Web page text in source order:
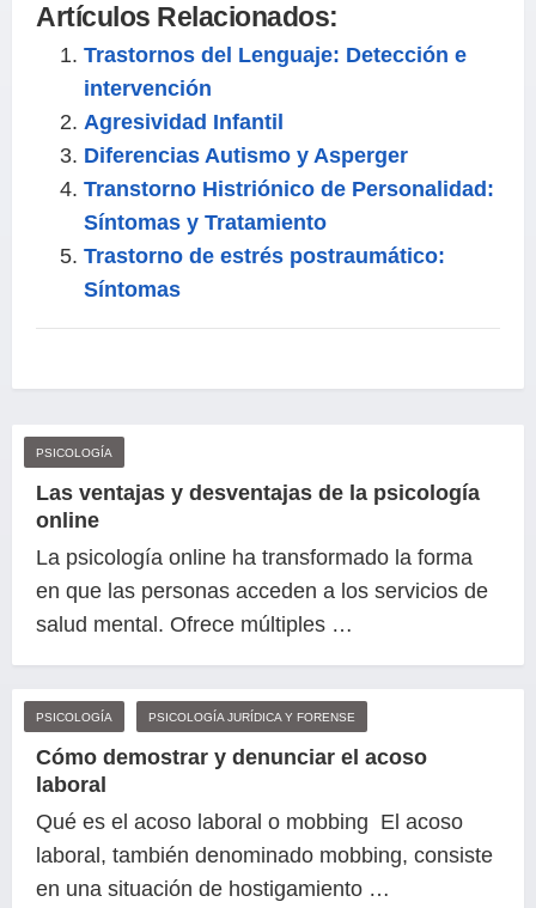
Artículos Relacionados:
Trastornos del Lenguaje: Detección e
intervención
Agresividad Infantil
Diferencias Autismo y Asperger
Transtorno Histriónico de Personalidad:
Síntomas y Tratamiento
Trastorno de estrés postraumático:
Síntomas
PSICOLOGÍA
Las ventajas y desventajas de la psicología
online
La psicología online ha transformado la forma
en que las personas acceden a los servicios de
salud mental. Ofrece múltiples …
PSICOLOGÍA PSICOLOGÍA JURÍDICA Y FORENSE
Cómo demostrar y denunciar el acoso
laboral
Qué es el acoso laboral o mobbing El acoso
laboral, también denominado mobbing, consiste
en una situación de hostigamiento …